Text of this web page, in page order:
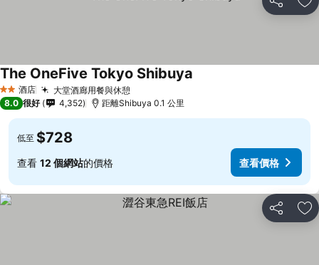
分享 放
2 星級酒店 大堂酒廊用餐與休憩
The OneFive Tokyo Shibuya
8.0 很好 4,352 距離Shibuya 0.1 公里
低至 $728
查看 12 個網站的價格 查看價格
分享 放